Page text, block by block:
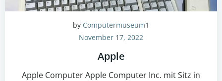
by Computermuseum1
November 17, 2022
Apple
Apple Computer Apple Computer Inc. mit Sitz in